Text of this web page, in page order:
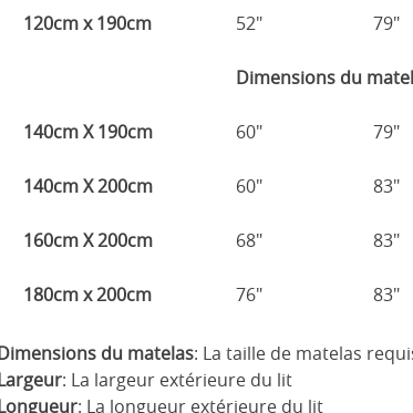
120cm x 190cm 52" 79"
Dimensions du
140cm X 190cm 60" 79"
140cm X 200cm 60" 83"
160cm X 200cm 68" 83"
180cm x 200cm 76" 83"
du matelas: La taille de matelas
: La largeur extérieure du lit
: La longueur extérieure du lit